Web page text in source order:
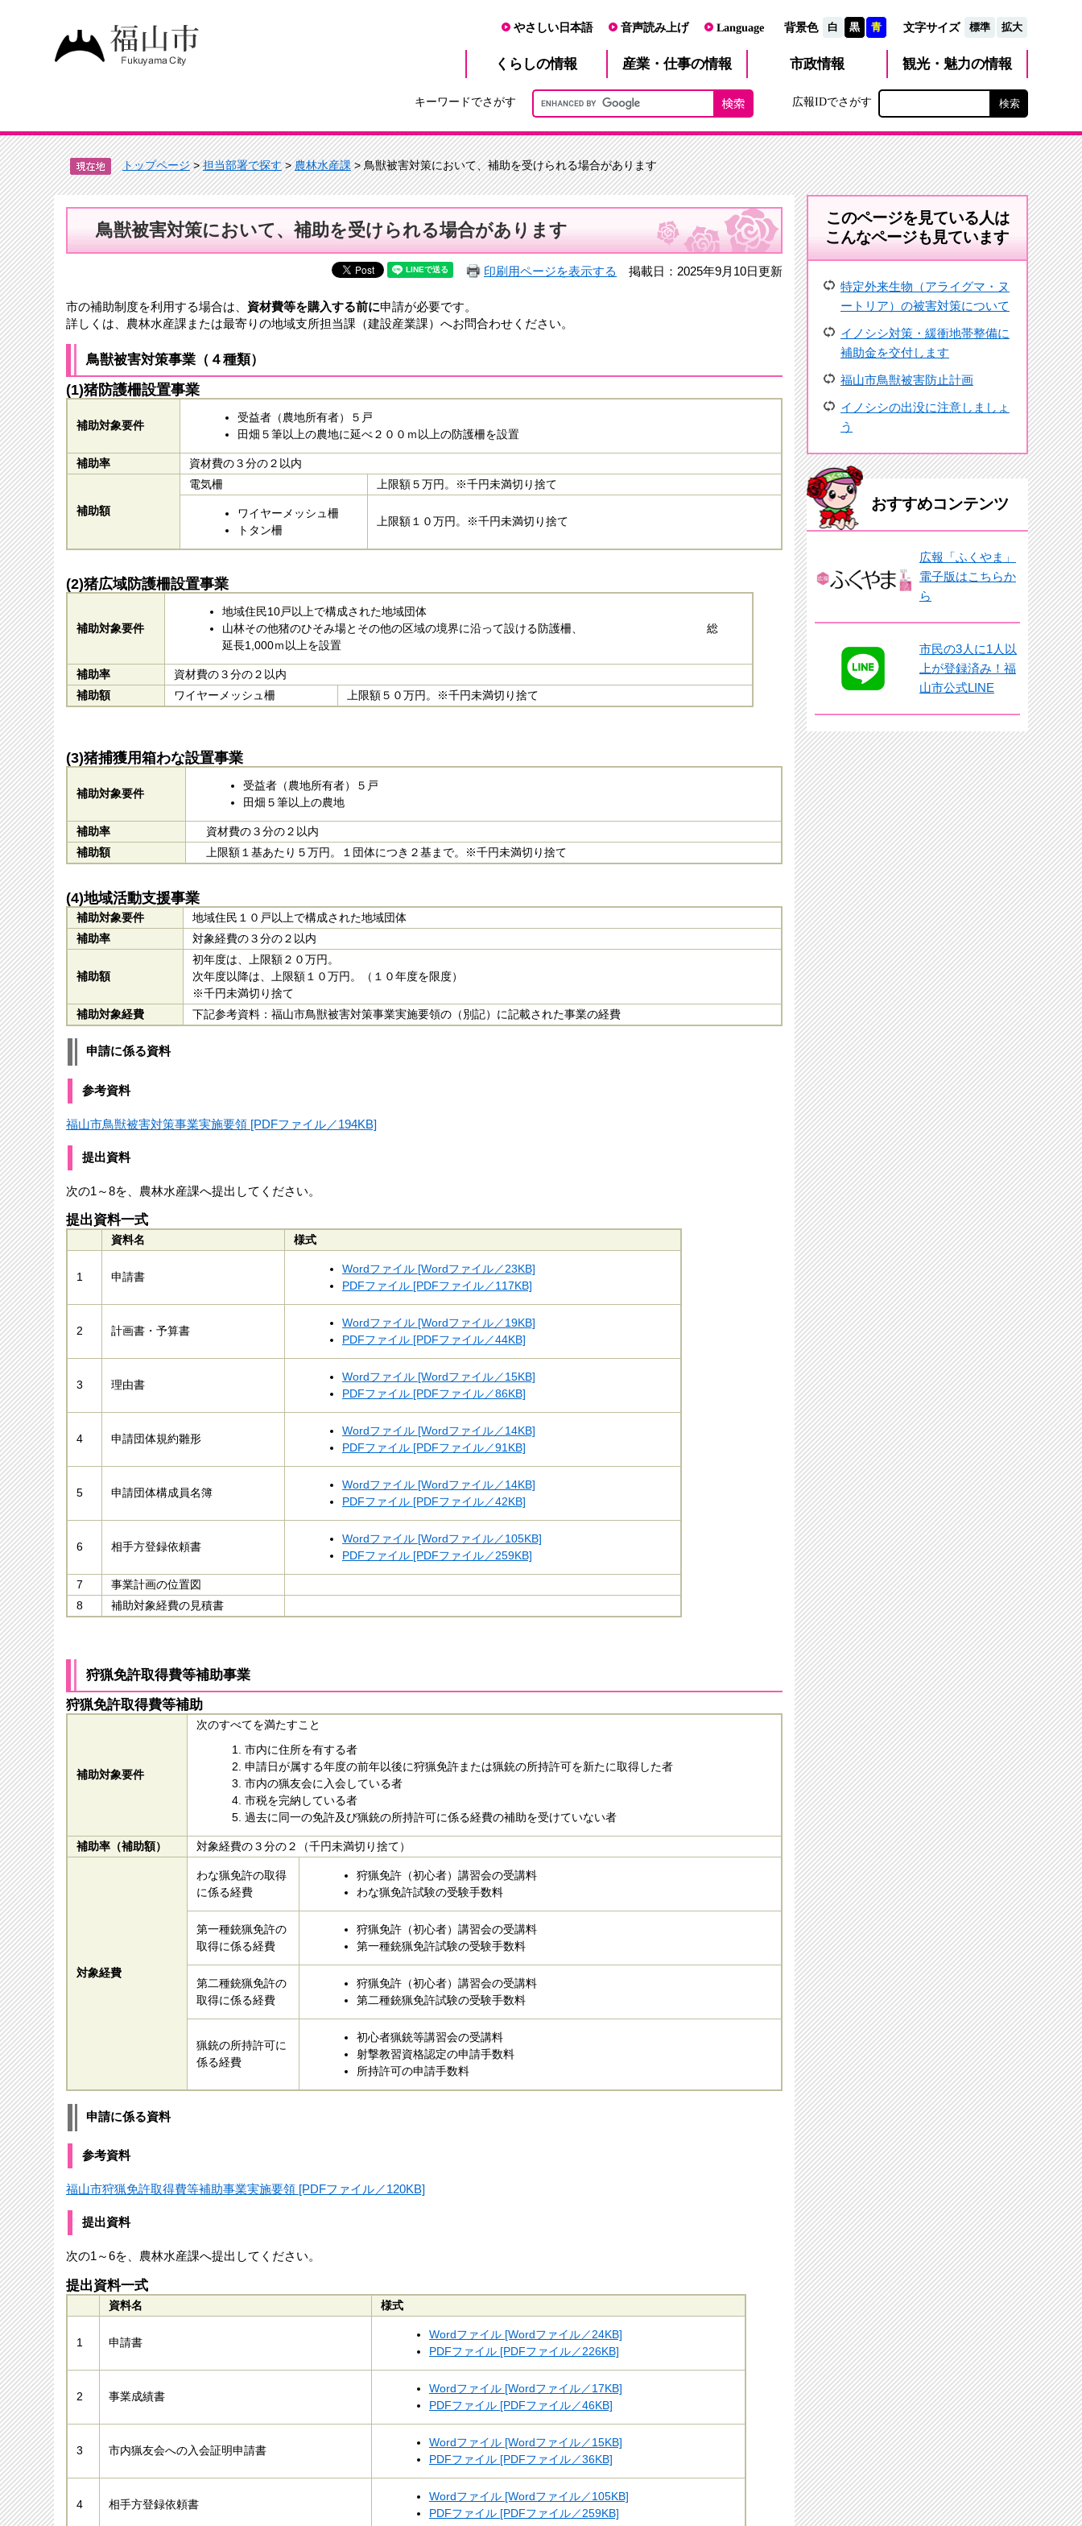
やさしい日本語 音声読み上げ Language 背景色 白 黒 青 文字サイズ 標準 拡大
くらしの情報 産業・仕事の情報 市政情報 観光・魅力の情報
キーワードでさがす 広報IDでさがす
トップページ>担当部署で探す>農林水産課> 鳥獣被害対策において、補助を受けられる場合があります
鳥獣被害対策において、補助を受けられる場合があります
印刷用ページを表示する 掲載日：2025年9月10日更新
市の補助制度を利用する場合は、 資材費等を購入する前に申請が必要です。
詳しくは、農林水産課または最寄りの地域支所担当課（建設産業課）へお問合わせください。
鳥獣被害対策事業（４種類）
(1)猪防護柵設置事業
補助対象要件
受益者（農地所有者）５戸
田畑５筆以上の農地に延べ２００ｍ以上の防護柵を設置
補助率 資材費の３分の２以内
補助額
電気柵 上限額５万円。※千円未満切り捨て
ワイヤーメッシュ柵
トタン柵
上限額１０万円。※千円未満切り捨て
(2)猪広域防護柵設置事業
補助対象要件
地域住民10戸以上で構成された地域団体
山林その他猪のひそみ場とその他の区域の境界に沿って設ける防護柵、 総
延長1,000ｍ以上を設置
補助率
資材費の３分の２以内
補助額
ワイヤーメッシュ柵 上限額５０万円。※千円未満切り捨て
(3)猪捕獲用箱わな設置事業
補助対象要件
受益者（農地所有者）５戸
田畑５筆以上の農地
補助率
資材費の３分の２以内
補助額
上限額１基あたり５万円。１団体につき２基まで。※千円未満切り捨て
(4)地域活動支援事業
補助対象要件
地域住民１０戸以上で構成された地域団体
補助率
対象経費の３分の２以内
補助額
初年度は、上限額２０万円。
次年度以降は、上限額１０万円。（１０年度を限度）
※千円未満切り捨て
補助対象経費
下記参考資料：福山市鳥獣被害対策事業実施要領の（別記）に記載された事業の経費
申請に係る資料
参考資料
福山市鳥獣被害対策事業実施要領 [PDFファイル／194KB]
提出資料
次の1～8を、農林水産課へ提出してください。
提出資料一式
資料名 様式
1 申請書
Wordファイル [Wordファイル／23KB]
PDFファイル [PDFファイル／117KB]
2 計画書・予算書
Wordファイル [Wordファイル／19KB]
PDFファイル [PDFファイル／44KB]
3 理由書
Wordファイル [Wordファイル／15KB]
PDFファイル [PDFファイル／86KB]
4 申請団体規約雛形
Wordファイル [Wordファイル／14KB]
PDFファイル [PDFファイル／91KB]
5 申請団体構成員名簿
Wordファイル [Wordファイル／14KB]
PDFファイル [PDFファイル／42KB]
6 相手方登録依頼書
Wordファイル [Wordファイル／105KB]
PDFファイル [PDFファイル／259KB]
7
事業計画の位置図
8
補助対象経費の見積書
狩猟免許取得費等補助事業
狩猟免許取得費等補助
補助対象要件
次のすべてを満たすこと
市内に住所を有する者
申請日が属する年度の前年以後に狩猟免許または猟銃の所持許可を新たに取得した者
市内の猟友会に入会している者
市税を完納している者
過去に同一の免許及び猟銃の所持許可に係る経費の補助を受けていない者
補助率（補助額） 対象経費の３分の２（千円未満切り捨て）
対象経費
わな猟免許の取得
に係る経費
狩猟免許（初心者）講習会の受講料
わな猟免許試験の受験手数料
第一種銃猟免許の
取得に係る経費
狩猟免許（初心者）講習会の受講料
第一種銃猟免許試験の受験手数料
第二種銃猟免許の
取得に係る経費
狩猟免許（初心者）講習会の受講料
第二種銃猟免許試験の受験手数料
猟銃の所持許可に
係る経費
初心者猟銃等講習会の受講料
射撃教習資格認定の申請手数料
所持許可の申請手数料
申請に係る資料
参考資料
福山市狩猟免許取得費等補助事業実施要領 [PDFファイル／120KB]
提出資料
次の1～6を、農林水産課へ提出してください。
提出資料一式
資料名 様式
1 申請書
Wordファイル [Wordファイル／24KB]
PDFファイル [PDFファイル／226KB]
2 事業成績書
Wordファイル [Wordファイル／17KB]
PDFファイル [PDFファイル／46KB]
3 市内猟友会への入会証明申請書
Wordファイル [Wordファイル／15KB]
PDFファイル [PDFファイル／36KB]
4 相手方登録依頼書
Wordファイル [Wordファイル／105KB]
PDFファイル [PDFファイル／259KB]
このページを見ている人は
こんなページも見ています
特定外来生物（アライグマ・ヌ
ートリア）の被害対策について
イノシシ対策・緩衝地帯整備に
補助金を交付します
福山市鳥獣被害防止計画
イノシシの出没に注意しましょ
う
おすすめコンテンツ
広報「ふくやま」
電子版はこちらか
ら
市民の3人に1人以
上が登録済み！福
山市公式LINE